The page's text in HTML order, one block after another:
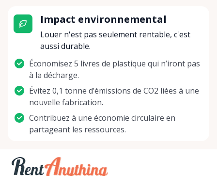
Impact environnemental
Louer n'est pas seulement rentable, c'est
aussi durable.
Économisez 5 livres de plastique qui n’iront pas
à la décharge.
Évitez 0,1 tonne d’émissions de CO2 liées à une
nouvelle fabrication.
Contribuez à une économie circulaire en
partageant les ressources.